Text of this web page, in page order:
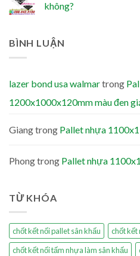
không?
BÌNH LUẬN
lazer bond usa walmartrong
1200x1000x120mm màu đen
Giangtrong Pallet nhựa
Phongtrong Pallet nhựa
TỪ KHÓA
chốt kết nối pallet sân khấu
chốt kết
chốt kết nối tấm nhựa làm sân khấu